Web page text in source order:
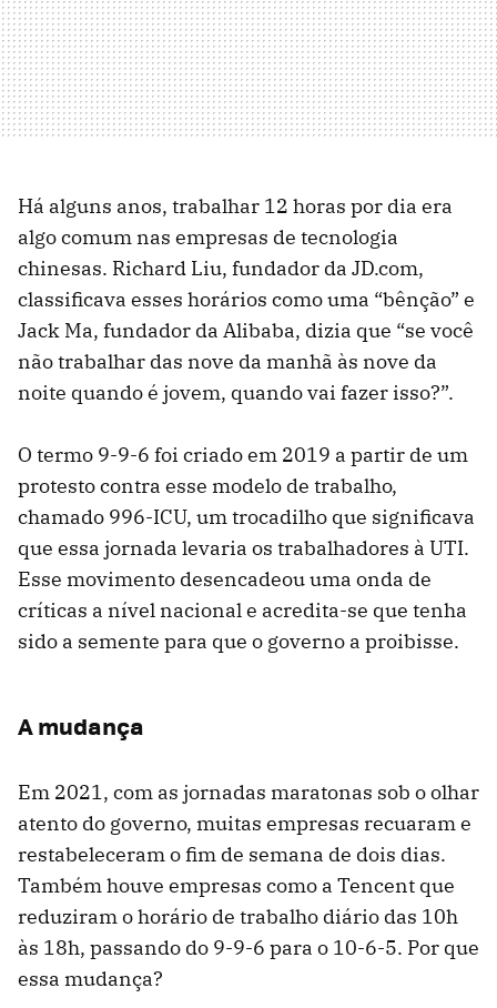
Há alguns anos, trabalhar 12 horas por dia era
algo comum nas empresas de tecnologia
chinesas. Richard Liu, fundador da JD.com,
classificava esses horários como uma “bênção” e
Jack Ma, fundador da Alibaba, dizia que “se você
não trabalhar das nove da manhã às nove da
noite quando é jovem, quando vai fazer isso?”.
O termo 9-9-6 foi criado em 2019 a partir de um
protesto contra esse modelo de trabalho,
chamado 996-ICU, um trocadilho que significava
que essa jornada levaria os trabalhadores à UTI.
Esse movimento desencadeou uma onda de
críticas a nível nacional e acredita-se que tenha
sido a semente para que o governo a proibisse.
A mudança
Em 2021, com as jornadas maratonas sob o olhar
atento do governo, muitas empresas recuaram e
restabeleceram o fim de semana de dois dias.
Também houve empresas como a Tencent que
reduziram o horário de trabalho diário das 10h
às 18h, passando do 9-9-6 para o 10-6-5. Por que
essa mudança?